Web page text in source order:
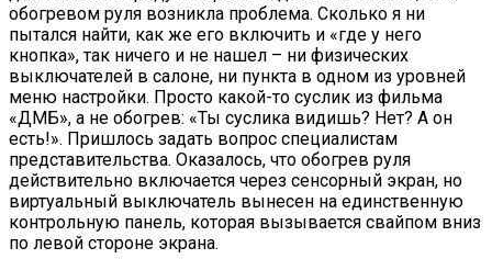
обогревом руля возникла проблема. Сколько я ни
пытался найти, как же его включить и «где у него
кнопка», так ничего и не нашел – ни физических
выключателей в салоне, ни пункта в одном из уровней
меню настройки. Просто какой-то суслик из фильма
«ДМБ», а не обогрев: «Ты суслика видишь? Нет? А он
есть!». Пришлось задать вопрос специалистам
представительства. Оказалось, что обогрев руля
действительно включается через сенсорный экран, но
виртуальный выключатель вынесен на единственную
контрольную панель, которая вызывается свайпом вниз
по левой стороне экрана.